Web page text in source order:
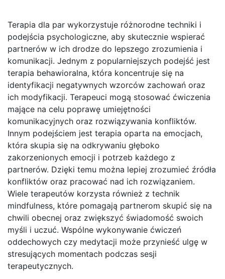
Terapia dla par wykorzystuje różnorodne techniki i
podejścia psychologiczne, aby skutecznie wspierać
partnerów w ich drodze do lepszego zrozumienia i
komunikacji. Jednym z popularniejszych podejść jest
terapia behawioralna, która koncentruje się na
identyfikacji negatywnych wzorców zachowań oraz
ich modyfikacji. Terapeuci mogą stosować ćwiczenia
mające na celu poprawę umiejętności
komunikacyjnych oraz rozwiązywania konfliktów.
Innym podejściem jest terapia oparta na emocjach,
która skupia się na odkrywaniu głęboko
zakorzenionych emocji i potrzeb każdego z
partnerów. Dzięki temu można lepiej zrozumieć źródła
konfliktów oraz pracować nad ich rozwiązaniem.
Wiele terapeutów korzysta również z technik
mindfulness, które pomagają partnerom skupić się na
chwili obecnej oraz zwiększyć świadomość swoich
myśli i uczuć. Wspólne wykonywanie ćwiczeń
oddechowych czy medytacji może przynieść ulgę w
stresujących momentach podczas sesji
terapeutycznych.